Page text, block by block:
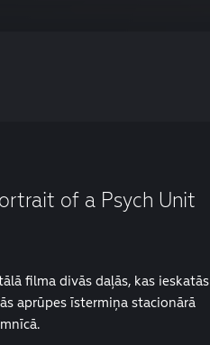
of a Psych Unit
filma divās daļās, kas ieskatās
aprūpes īstermiņa stacionārā